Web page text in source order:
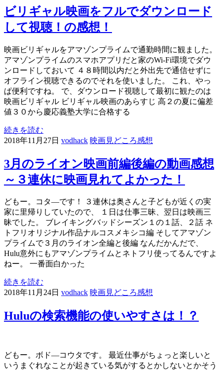
ビリギャル映画をフルでダウンロード
して視聴！の感想！
映画ビリギャルをアマゾンプライムで通勤時間に観ました。
アマゾンプライムのスマホアプリだと家のWi-Fi環境でダウ
ンロードしておいて ４８時間以内だと外出先で通信せずに
オフライン視聴できるのでそれを使いました。 これ、やっ
ぱ便利ですね。 で、ダウンロード視聴して最初に観たのは
映画ビリギャル ビリギャル映画のあらすじ 高２の夏に偏差
値３０から慶応義塾大学に合格する
続きを読む
2018年11月27日 vodhack 映画見どころ感想
3月のライオン映画前編後編の動画感想
～３連休に映画見れてよかった！
どもー。コタ―です！ ３連休は奥さんと子どもが近くの実
家に里帰りしていたので、 １日は仕事三昧、翌日は映画三
昧でした。 ブレイキングバッドシーズン１の１話、２話 ネ
トフリオリジナル作品ナルコスメキシコ編 そしてアマゾン
プライムで３月のライオン全編と後編 なんだかんだで、
Hulu意外にもアマゾンプライムとネトフリ使ってるんですよ
ねー。 一番面白かった
続きを読む
2018年11月24日 vodhack 映画見どころ感想
Huluの検索機能の使いやすさは！？
どもー。ボド―コウタです。 最近仕事がちょっと楽しいと
いうまぐれなことが起きている気がするとかしないとかそう